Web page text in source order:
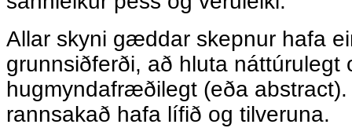
Allar skyni gæddar skepnur hafa
grunnsiðferði, að hluta náttúrulegt
hugmyndafræðilegt (eða
rannsakað hafa lífið og tilveruna.